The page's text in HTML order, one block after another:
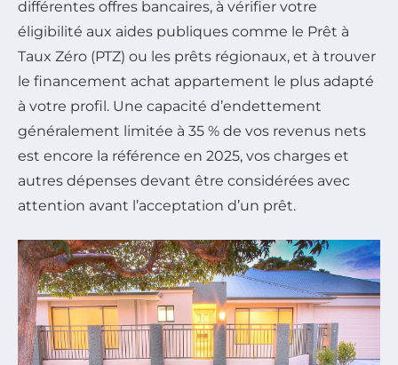
différentes offres bancaires, à vérifier votre
éligibilité aux aides publiques comme le Prêt à
Taux Zéro (PTZ) ou les prêts régionaux, et à trouver
le financement achat appartement le plus adapté
à votre profil. Une capacité d’endettement
généralement limitée à 35 % de vos revenus nets
est encore la référence en 2025, vos charges et
autres dépenses devant être considérées avec
attention avant l’acceptation d’un prêt.